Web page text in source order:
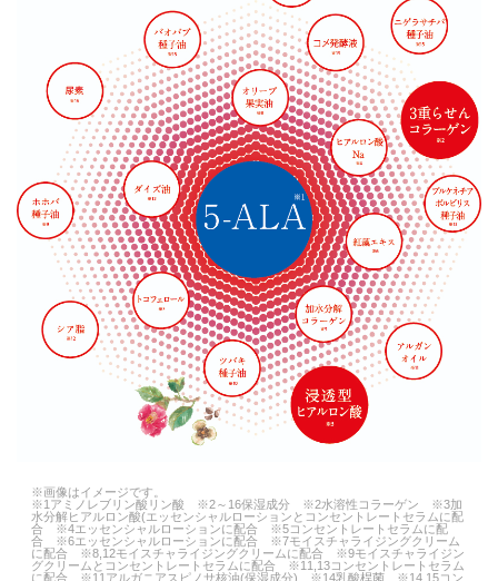
※画像はイメージです。
※1アミノレブリン酸リン酸 ※2～16保湿成分 ※2水溶性コラーゲン ※3加
水分解ヒアルロン酸(エッセンシャルローションとコンセントレートセラムに配
合 ※4エッセンシャルローションに配合 ※5コンセントレートセラムに配
合 ※6エッセンシャルローションに配合 ※7モイスチャライジングクリーム
に配合 ※8,12モイスチャライジングクリームに配合 ※9モイスチャライジン
グクリームとコンセントレートセラムに配合 ※11,13コンセントレートセラム
に配合 ※11アルガニアスピノサ核油(保湿成分) ※14乳酸桿菌 ※14,15コン